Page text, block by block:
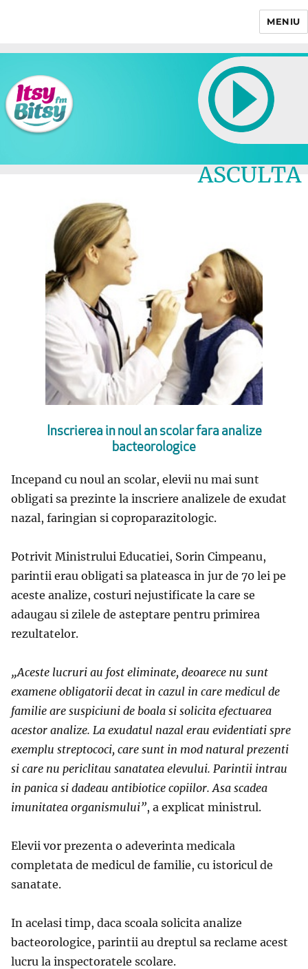
MENIU
ASCULTA
Inscrierea in noul an scolar fara analize
bacteorologice
Incepand cu noul an scolar, elevii nu mai sunt
obligati sa prezinte la inscriere analizele de exudat
nazal, faringian si coproparazitologic.
Potrivit Ministrului Educatiei, Sorin Cimpeanu,
parintii erau obligati sa plateasca in jur de 70 lei pe
aceste analize, costuri nejustificate la care se
adaugau si zilele de asteptare pentru primirea
rezultatelor.
„Aceste lucruri au fost eliminate, deoarece nu sunt
examene obligatorii decat in cazul in care medicul de
familie are suspiciuni de boala si solicita efectuarea
acestor analize. La exudatul nazal erau evidentiati spre
exemplu streptococi, care sunt in mod natural prezenti
si care nu periclitau sanatatea elevului. Parintii intrau
in panica si dadeau antibiotice copiilor. Asa scadea
imunitatea organismului”, a explicat ministrul.
Elevii vor prezenta o adeverinta medicala
completata de medicul de familie, cu istoricul de
sanatate.
In acelasi timp, daca scoala solicita analize
bacteorologice, parintii au dreptul sa reclame acest
lucru la inspectoratele scolare.